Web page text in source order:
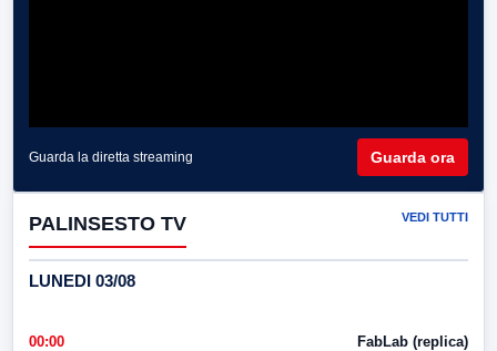
Guarda la diretta streaming Guarda ora
PALINSESTO TV VEDI TUTTI
LUNEDI 03/08
00:00 FabLab (replica)